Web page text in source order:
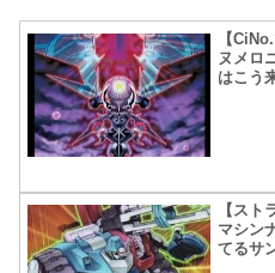
【
ヌメロ
はこう
【スト
マシン
てるサ